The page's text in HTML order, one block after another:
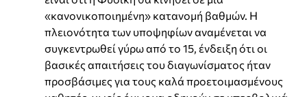
«κανονικοποιημένη» κατανομή βαθμών. Η
πλειονότητα των υποψηφίων αναμένεται να
συγκεντρωθεί γύρω από το 15, ένδειξη ότι οι
βασικές απαιτήσεις του διαγωνίσματος ήταν
προσβάσιμες για τους καλά προετοιμασμένους